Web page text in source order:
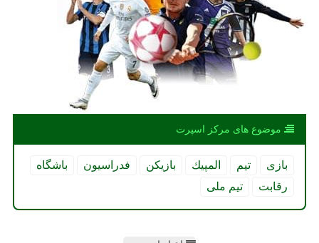
موضوع های مركز اسپرت
بازی تیم المپیك بازیكن فدراسیون
باشگاه
رقابت
تیم ملی